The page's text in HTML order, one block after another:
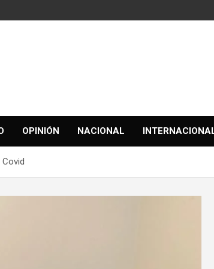
OPINIÓN NACIONAL